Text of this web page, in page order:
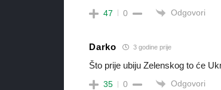
47 0 Odgovori
Darko 3 godine prije
Što prije ubiju Zelenskog to će
35 0 Odgovori